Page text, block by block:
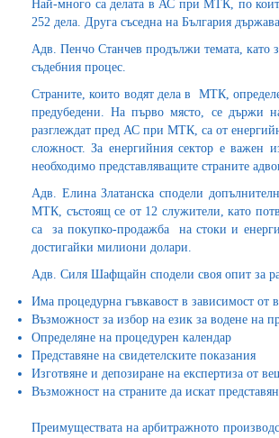
Най-много са делата в АС при МТК, по
252 дела. Друга съседна на България
Адв. Пенчо Станчев продължи темата, като
съдебния процес.
Страните, които водят дела в МТК,
предубедени. На първо място, се държи
разглеждат пред АС при МТК, са от
сложност. За енергийния сектор е
необходимо представляващите страните
Адв. Елина Златанска сподели
МТК, състоящ се от 12 служители, като
са за покупко-продажба на стоки и
достигайки милиони долари.
Адв. Силя Шафщайн сподели своя опит за
Има процедурна гъвкавост в зависимост от
Възможност за избор на език за водене на
Определяне на процедурен календар
Представяне на свидетелските показания
Изготвяне и депозиране на експертиза от
Възможност на страните да искат
Преимуществата на арбитражното